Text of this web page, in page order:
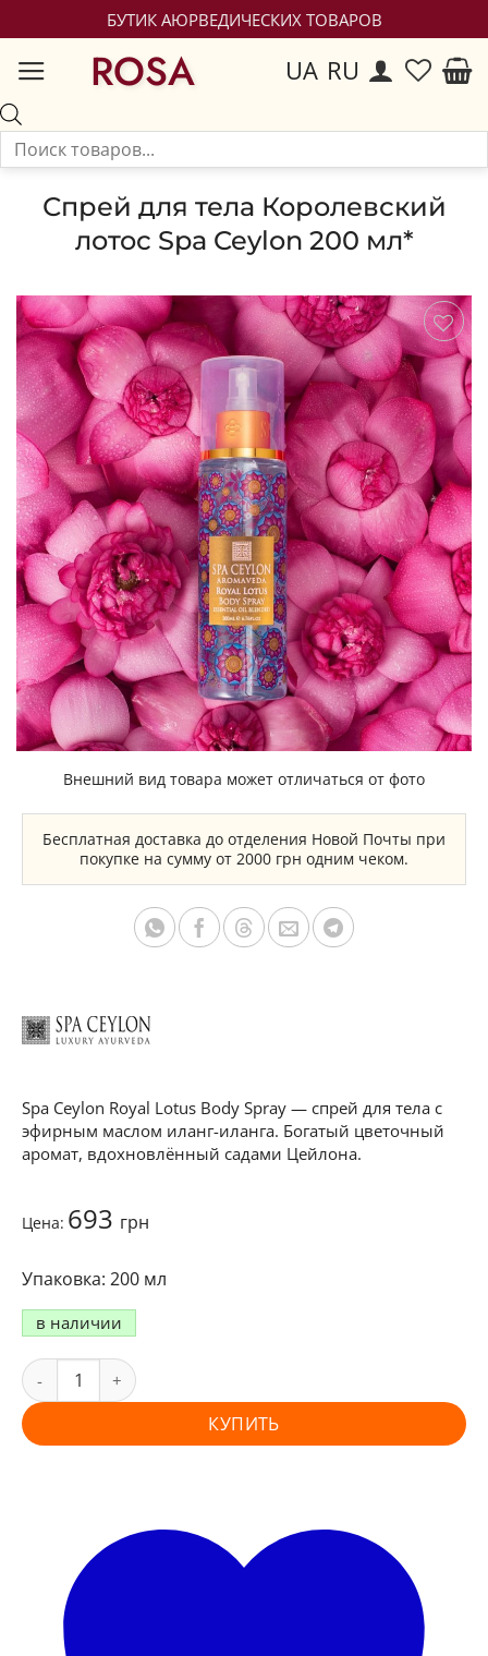
БУТИК АЮРВЕДИЧЕСКИХ ТОВАРОВ
ROSA UA RU
Спрей для тела Королевский
лотос Spa Ceylon 200 мл*
Сохранить
Внешний вид товара может отличаться от фото
Бесплатная доставка до отделения Новой Почты при
покупке на сумму от 2000 грн одним чеком.
Spa Ceylon Royal Lotus Body Spray — спрей для тела с
эфирным маслом иланг-иланга. Богатый цветочный
аромат, вдохновлённый садами Цейлона.
Цена: 693 грн
200 мл
в наличии
КУПИТЬ